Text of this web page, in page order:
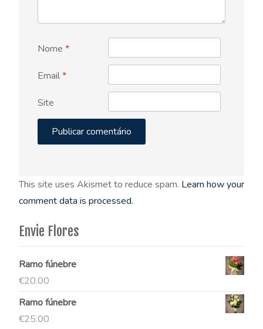
Nome *
Email*
Site
This site uses Akismet to reduce spam. Learn how your
comment data is processed.
Envie Flores
Ramo fúnebre
€20.00
Ramo fúnebre
€25.00